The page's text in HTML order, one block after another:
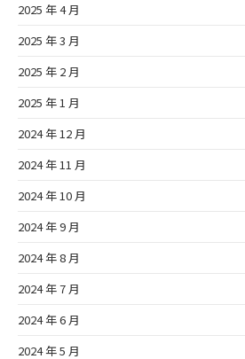
2025 年 4 月
2025 年 3 月
2025 年 2 月
2025 年 1 月
2024 年 12 月
2024 年 11 月
2024 年 10 月
2024 年 9 月
2024 年 8 月
2024 年 7 月
2024 年 6 月
2024 年 5 月